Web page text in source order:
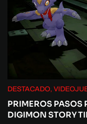
DESTACADO,
PRIMEROS PASOS
DIGIMON STORY